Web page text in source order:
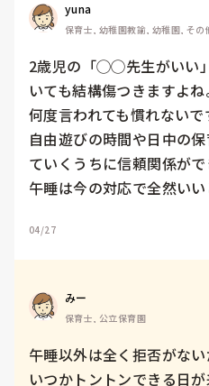
yuna
保育士, 幼稚園教諭, 幼稚園, その
2歳児の「◯◯先生がいい
いても結構傷つきますよ
何度言われても慣れないで
自由遊びの時間や日中の
ていくうちに信頼関係が
午睡は今の対応で全然いい
04/27
みー
保育士, 公立保育園
午睡以外は全く拒否がな
いつかトントンできる日